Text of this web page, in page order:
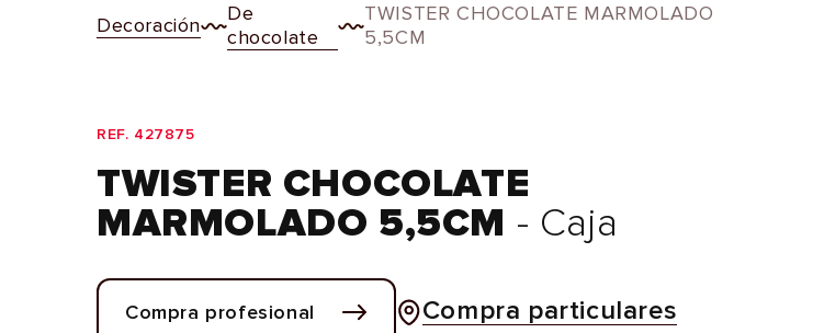
Decoración
De
chocolate
TWISTER CHOCOLATE MARMOLADO
5,5CM
REF. 427875
TWISTER CHOCOLATE
MARMOLADO 5,5CM - Caja
Compra profesional Compra particulares